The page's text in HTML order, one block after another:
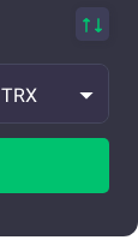
TRX